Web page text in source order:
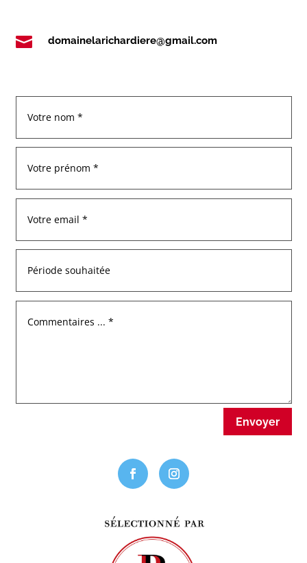
 domainelarichardiere@gmail.com
Envoyer